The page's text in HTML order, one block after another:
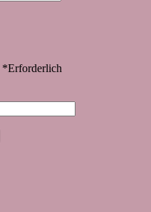
*Erforderlich